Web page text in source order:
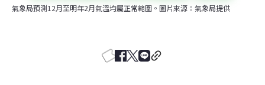
氣象局預測12月至明年2月氣溫均屬正常範圍。圖片來源：氣象局提供